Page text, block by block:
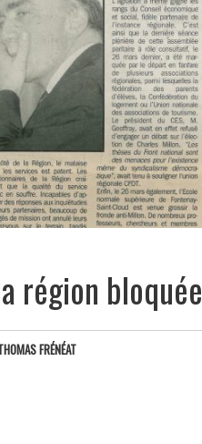
région bloquée
FRÉNÉAT